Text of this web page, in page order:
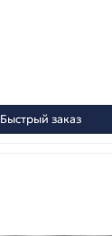
Быстрый заказ